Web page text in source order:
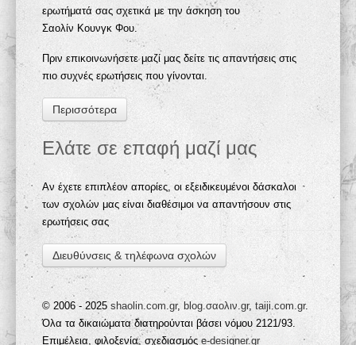
ερωτήματά σας σχετικά με την άσκηση του
Σαολίν Κουνγκ Φου.
Πριν επικοινωνήσετε μαζί μας δείτε τις απαντήσεις στις
πιο συχνές ερωτήσεις που γίνονται.
Περισσότερα
Ελάτε σε επαφή μαζί μας
Αν έχετε επιπλέον απορίες, οι εξειδικευμένοι δάσκαλοι
των σχολών μας είναι διαθέσιμοι να απαντήσουν στις
ερωτήσεις σας
Διευθύνσεις & τηλέφωνα σχολών
© 2006 - 2025shaolin.com.gr, blog.σαολιν.gr, taiji.com.gr.
Όλα τα δικαιώματα διατηρούνται βάσει νόμου 2121/93.
Επιμέλεια, φιλοξενία, σχεδιασμόςe-designer.gr